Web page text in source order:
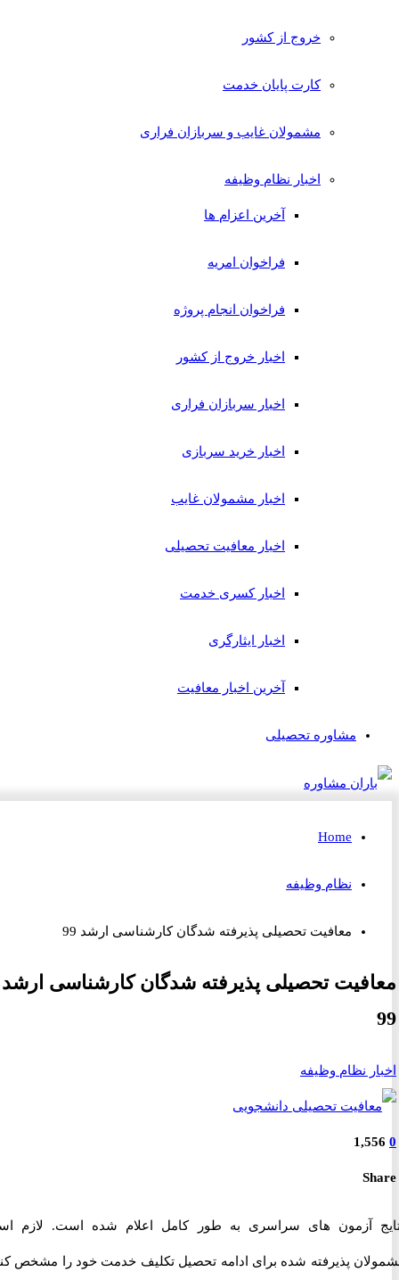
خروج از کشور
کارت پایان خدمت
مشمولان غایب و سربازان فراری
اخبار نظام وظیفه
آخرین اعزام ها
فراخوان امریه
فراخوان انجام پروژه
اخبار خروج از کشور
اخبار سربازان فراری
اخبار خرید سربازی
اخبار مشمولان غایب
اخبار معافیت تحصیلی
اخبار کسری خدمت
اخبار ایثارگری
آخرین اخبار معافیت
مشاوره تحصیلی
Home
نظام وظیفه
معافیت تحصیلی پذیرفته شدگان کارشناسی ارشد 99
تحصیلی پذیرفته شدگان کارشناسی ارشد
نظام وظیفه
آزمون های سراسری به طور کامل اعلام شده است. لازم است
پذیرفته شده برای ادامه تحصیل تکلیف خدمت خود را مشخص کنند.